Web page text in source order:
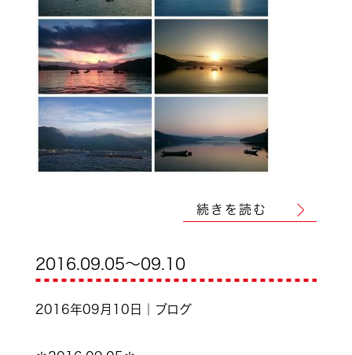
続きを読む
2016.09.05～09.10
2016年09月10日｜ブログ